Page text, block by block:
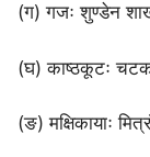
(ग) गजः शुण्डेन
(घ) काष्ठकूटः
(ङ) मक्षिकायाः